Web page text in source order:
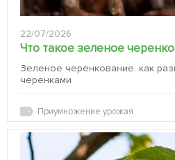
22/07/2026
Что такое зеленое
Зеленое черенкование: как
черенками
Приумножение урожая